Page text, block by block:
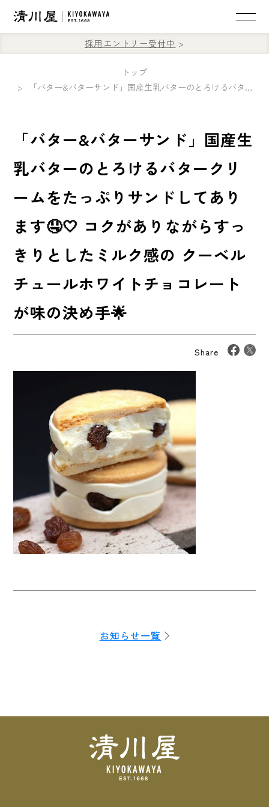
採用エントリー受付中
トップ
「バター&バターサンド」国産生乳バターのとろけるバタークリームをたっぷりサンドしてあります🤤🤍 コクがありながらすっきりとしたミルク感の クーベルチュールホワイトチョコレートが味の決め手🌟
「バター&バターサンド」国産生
乳バターのとろけるバタークリ
ームをたっぷりサンドしてあり
ます🤤🤍 コクがありながらすっ
きりとしたミルク感の クーベル
チュールホワイトチョコレート
が味の決め手🌟
Share
お知らせ一覧